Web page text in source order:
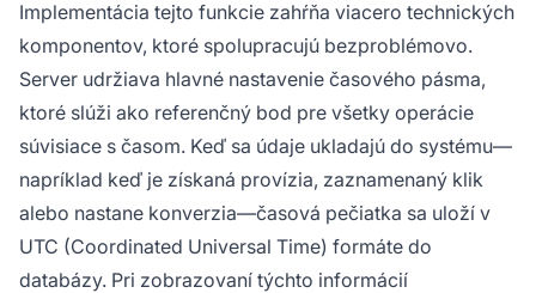
Implementácia tejto funkcie zahŕňa viacero technických
komponentov, ktoré spolupracujú bezproblémovo.
Server udržiava hlavné nastavenie časového pásma,
ktoré slúži ako referenčný bod pre všetky operácie
súvisiace s časom. Keď sa údaje ukladajú do systému—
napríklad keď je získaná provízia, zaznamenaný klik
alebo nastane konverzia—časová pečiatka sa uloží v
UTC (Coordinated Universal Time) formáte do
databázy. Pri zobrazovaní týchto informácií